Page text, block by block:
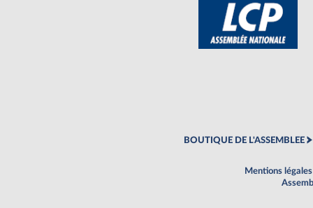
BOUTIQUE DE L'ASSEMBLEE
Mentions légales